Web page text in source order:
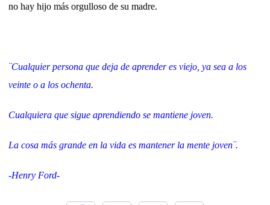
no hay hijo más orgulloso de su madre.
¨Cualquier persona que deja de aprender es viejo, ya sea a los
veinte o a los ochenta.
Cualquiera que sigue aprendiendo se mantiene joven.
La cosa más grande en la vida es mantener la mente joven¨.
-Henry Ford-